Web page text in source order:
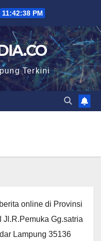
11:42:39 PM
Terkini
online di Provinsi
Jl.R.Pemuka Gg.satria
Lampung 35136